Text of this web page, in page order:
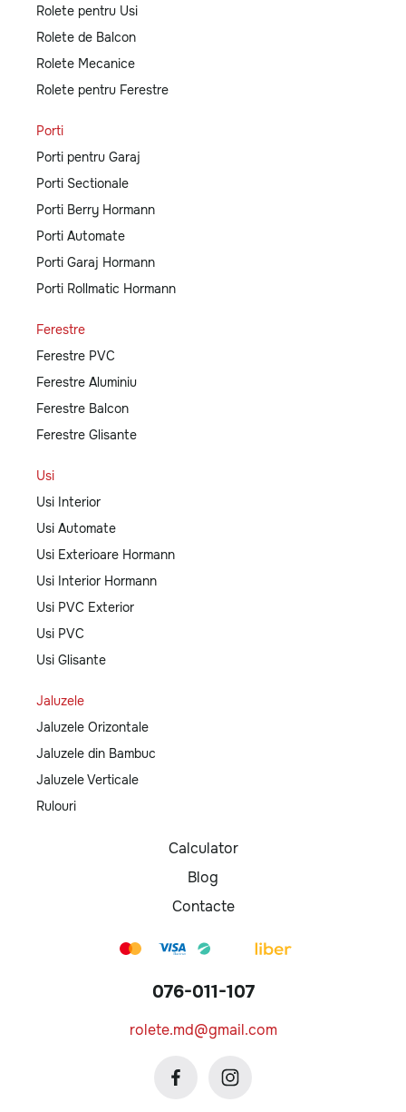
Rolete pentru Usi
Rolete de Balcon
Rolete Mecanice
Rolete pentru Ferestre
Porti
Porti pentru Garaj
Porti Sectionale
Porti Berry Hormann
Porti Automate
Porti Garaj Hormann
Porti Rollmatic Hormann
Ferestre
Ferestre PVC
Ferestre Aluminiu
Ferestre Balcon
Ferestre Glisante
Usi
Usi Interior
Usi Automate
Usi Exterioare Hormann
Usi Interior Hormann
Usi PVC Exterior
Usi PVC
Usi Glisante
Jaluzele
Jaluzele Orizontale
Jaluzele din Bambuc
Jaluzele Verticale
Rulouri
Calculator
Blog
Contacte
076-011-107
rolete.md@gmail.com